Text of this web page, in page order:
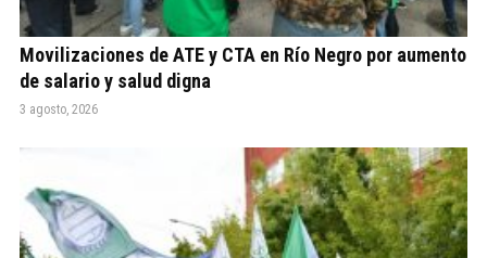
Movilizaciones de ATE y CTA en Río Negro por aumento
de salario y salud digna
3 agosto, 2026